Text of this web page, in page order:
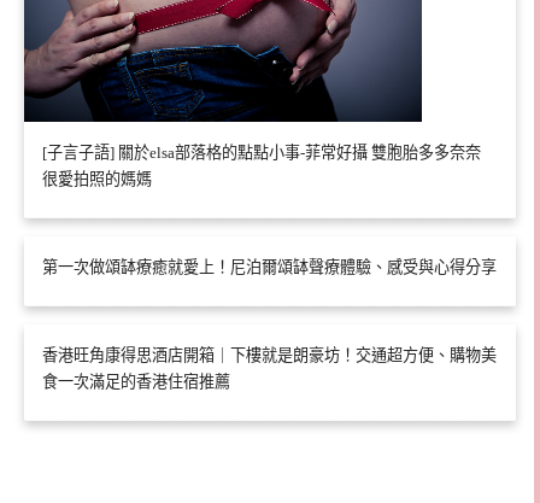
[子言子語] 關於elsa部落格的點點小事-菲常好攝 雙胞胎多多奈奈
很愛拍照的媽媽
第一次做頌缽療癒就愛上！尼泊爾頌缽聲療體驗、感受與心得分享
香港旺角康得思酒店開箱｜下樓就是朗豪坊！交通超方便、購物美
食一次滿足的香港住宿推薦